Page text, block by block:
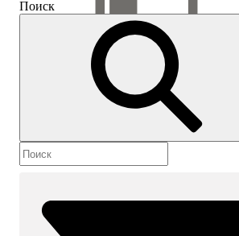
Показать содержание
Содержание
Поиск